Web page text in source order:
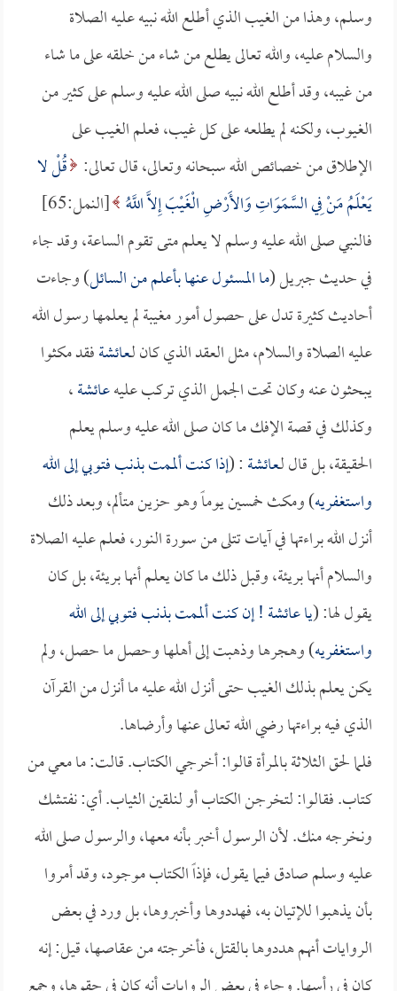
وسلم، وهذا من الغيب الذي أطلع الله نبيه عليه الصلاة
والسلام عليه، والله تعالى يطلع من شاء من خلقه على ما شاء
من غيبه، وقد أطلع الله نبيه صلى الله عليه وسلم على كثير من
الغيوب، ولكنه لم يطلعه على كل غيب، فعلم الغيب على
الإطلاق من خصائص الله سبحانه وتعالى، قال تعالى: قُلْ لا
يَعْلَمُ مَنْ فِي السَّمَوَاتِ وَالأَرْضِ الْغَيْبَ إِلاَّ اللَّهُ
[النمل:65]
فالنبي صلى الله عليه وسلم لا يعلم متى تقوم الساعة، وقد جاء
في حديث جبريل (ما المسئول عنها بأعلم من السائل) وجاءت
أحاديث كثيرة تدل على حصول أمور مغيبة لم يعلمها رسول الله
عليه الصلاة والسلام، مثل العقد الذي كان لـعائشةفقد مكثوا
يبحثون عنه وكان تحت الجمل الذي تركب عليهعائشة،
وكذلك في قصة الإفك ما كان صلى الله عليه وسلم يعلم
الحقيقة، بل قال لـعائشة: (إذا كنت ألممت بذنب فتوبي إلى الله
واستغفريه) ومكث خمسين يوماً وهو حزين متألم، وبعد ذلك
أنزل الله براءتها في آيات تتلى من سورة النور، فعلم عليه الصلاة
والسلام أنها بريئة، وقبل ذلك ما كان يعلم أنها بريئة، بل كان
يقول لها: (ياعائشة! إن كنت ألممت بذنب فتوبي إلى الله
واستغفريه) وهجرها وذهبت إلى أهلها وحصل ما حصل، ولم
يكن يعلم بذلك الغيب حتى أنزل الله عليه ما أنزل من القرآن
الذي فيه براءتها رضي الله تعالى عنها وأرضاها.
فلما لحق الثلاثة بالمرأة قالوا: أخرجي الكتاب. قالت: ما معي من
كتاب. فقالوا: لتخرجن الكتاب أو لنلقين الثياب. أي: نفتشك
ونخرجه منك. لأن الرسول أخبر بأنه معها، والرسول صلى الله
عليه وسلم صادق فيما يقول، فإذاً الكتاب موجود، وقد أمروا
بأن يذهبوا للإتيان به، فهددوها وأخبروها، بل ورد في بعض
الروايات أنهم هددوها بالقتل، فأخرجته من عقاصها، قيل: إنه